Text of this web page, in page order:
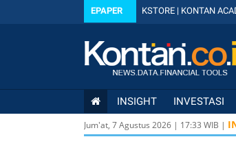
EPAPER KSTORE | KONTAN
INSIGHT INVESTASI
Jum'at, 7 Agustus 2026 | 17:33 WIB |